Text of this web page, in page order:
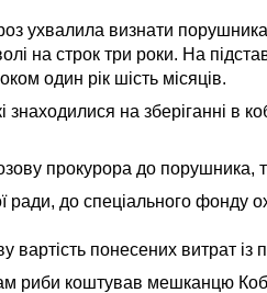
ухвалила визнати
на строк три роки. На
один рік шість місяців.
на зберіганні в
прокурора до порушника,
ради, до спеціального
вартість понесених витрат
риби коштував мешканцю